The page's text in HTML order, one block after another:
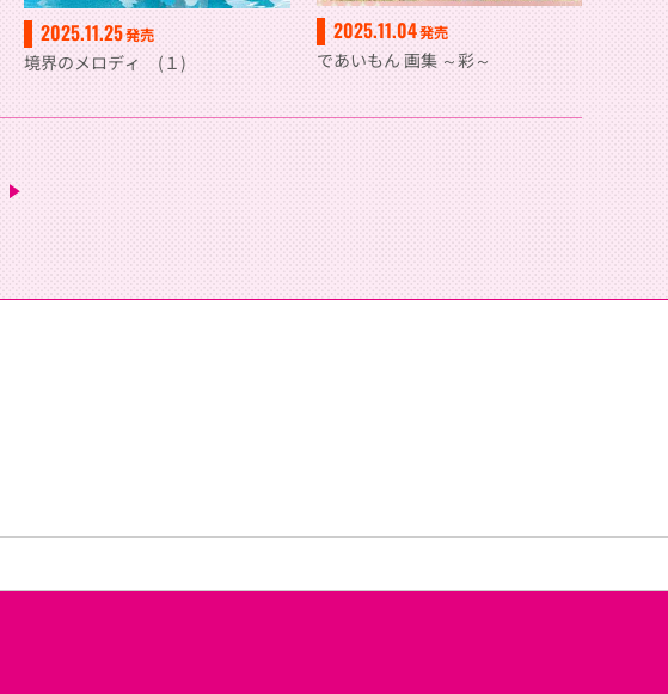
2025.11.25発売
境界のメロディ (１)
2025.11.04発売
であいもん 画集 ～彩～